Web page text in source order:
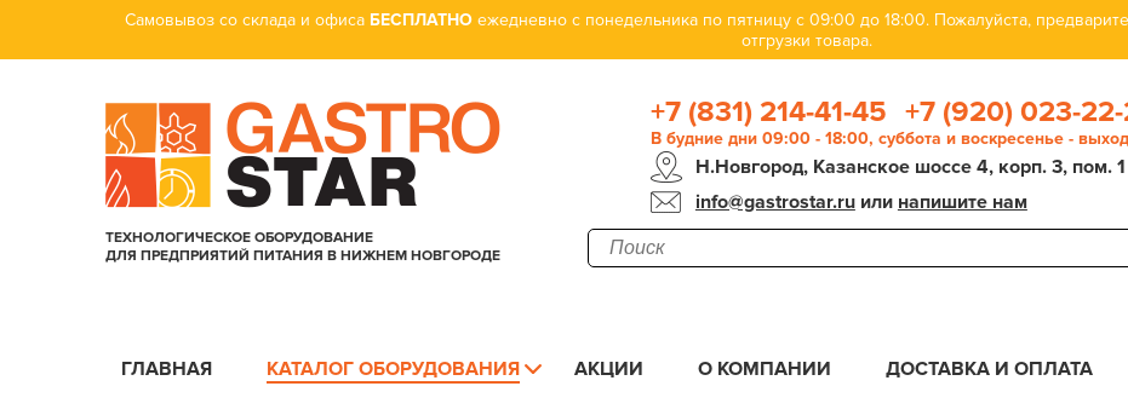
Самовывоз со склада и офиса БЕСПЛАТНО ежедневно с понедельника по пятницу с 09:00 до 18:00. Пожалуйста,
отгрузки товара.
ТЕХНОЛОГИЧЕСКОЕ ОБОРУДОВАНИЕ
ДЛЯ ПРЕДПРИЯТИЙ ПИТАНИЯ В НИЖНЕМ НОВГОРОДЕ
+7 (831) 214-41-45 +7 (920) 023-22-
В будние дни 09:00 - 18:00, суббота и воскресенье -
Н.Новгород, Казанское шоссе 4, корп. 3, пом. 1
info@gastrostar.ruили напишите нам
ГЛАВНАЯ КАТАЛОГ ОБОРУДОВАНИЯ АКЦИИ О КОМПАНИИ ДОСТАВКА И ОПЛАТА